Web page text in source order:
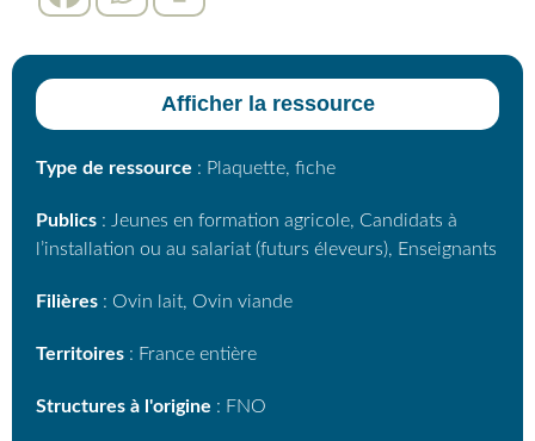
Afficher la ressource
Type de ressource : Plaquette, fiche
Publics : Jeunes en formation agricole, Candidats à
l’installation ou au salariat (futurs éleveurs), Enseignants
Filières : Ovin lait, Ovin viande
Territoires : France entière
Structures à l'origine : FNO